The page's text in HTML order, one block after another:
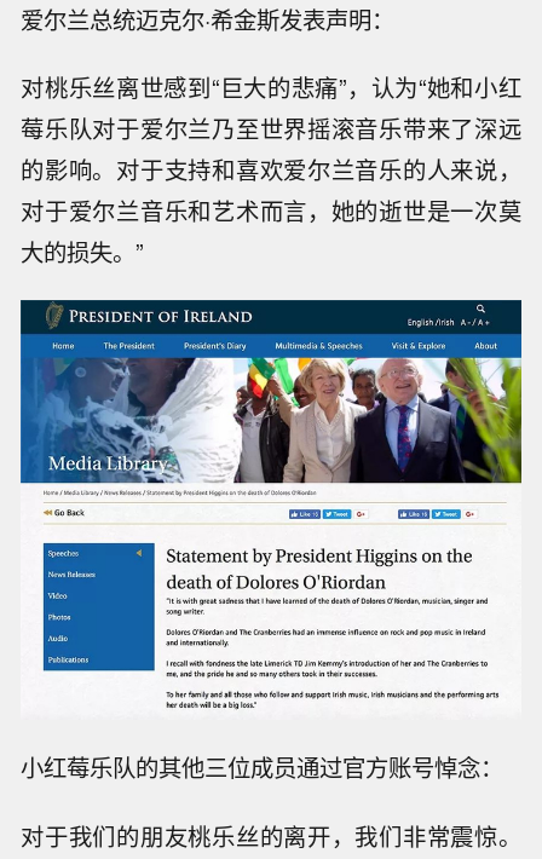
爱尔兰总统迈克尔·希金斯发表声明：
对桃乐丝离世感到“巨大的悲痛”，认为“她和小红
莓乐队对于爱尔兰乃至世界摇滚音乐带来了深远
的影响。对于支持和喜欢爱尔兰音乐的人来说，
对于爱尔兰音乐和艺术而言，她的逝世是一次莫
大的损失。”
小红莓乐队的其他三位成员通过官方账号悼念：
对于我们的朋友桃乐丝的离开，我们非常震惊。